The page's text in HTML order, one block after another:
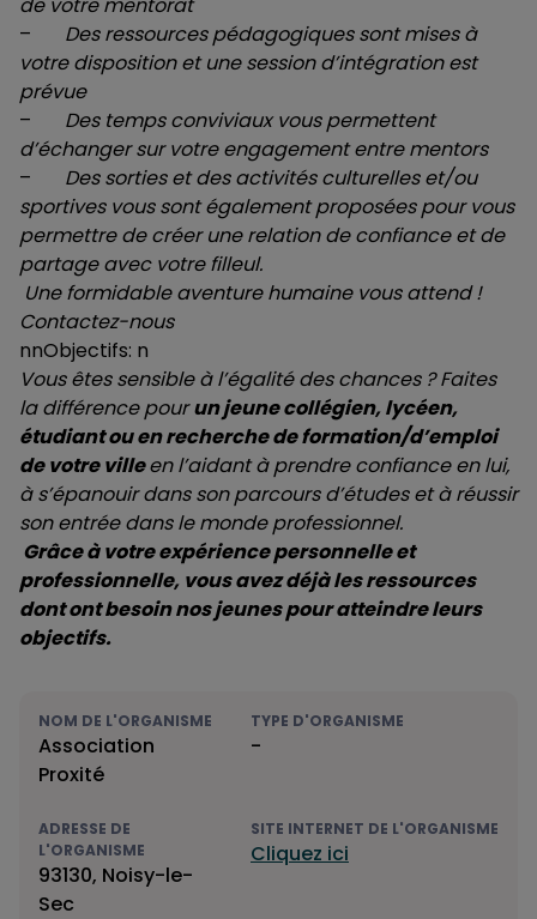
– Des ressources pédagogiques sont mises à
votre disposition et une session d’intégration est
prévue
– Des temps conviviaux vous permettent
d’échanger sur votre engagement entre mentors
– Des sorties et des activités culturelles et/ou
sportives vous sont également proposées pour vous
permettre de créer une relation de confiance et de
partage avec votre filleul.
Une formidable aventure humaine vous attend !
Contactez-nous
nnObjectifs: n
Vous êtes sensible à l’égalité des chances ? Faites
la différence pourun jeune collégien, lycéen,
étudiant ou en recherche de formation/d’emploi
de votre villeen l’aidant à prendre confiance en lui,
à s’épanouir dans son parcours d’études et à réussir
son entrée dans le monde professionnel.
Grâce à votre expérience personnelle et
professionnelle, vous avez déjà les ressources
dont ont besoin nos jeunes pour atteindre leurs
objectifs.
NOM DE L'ORGANISME
Association
Proxité
TYPE D'ORGANISME
-
ADRESSE DE
L'ORGANISME
93130, Noisy-le-
Sec
SITE INTERNET DE L'ORGANISME
Cliquez ici